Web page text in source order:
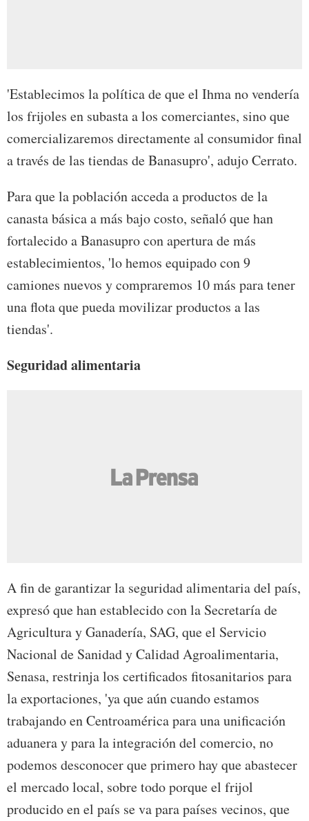
'Establecimos la política de que el Ihma no vendería
los frijoles en subasta a los comerciantes, sino que
comercializaremos directamente al consumidor final
a través de las tiendas de Banasupro', adujo Cerrato.
Para que la población acceda a productos de la
canasta básica a más bajo costo, señaló que han
fortalecido a Banasupro con apertura de más
establecimientos, 'lo hemos equipado con 9
camiones nuevos y compraremos 10 más para tener
una flota que pueda movilizar productos a las
tiendas'.
Seguridad alimentaria
A fin de garantizar la seguridad alimentaria del país,
expresó que han establecido con la Secretaría de
Agricultura y Ganadería, SAG, que el Servicio
Nacional de Sanidad y Calidad Agroalimentaria,
Senasa, restrinja los certificados fitosanitarios para
la exportaciones, 'ya que aún cuando estamos
trabajando en Centroamérica para una unificación
aduanera y para la integración del comercio, no
podemos desconocer que primero hay que abastecer
el mercado local, sobre todo porque el frijol
producido en el país se va para países vecinos, que